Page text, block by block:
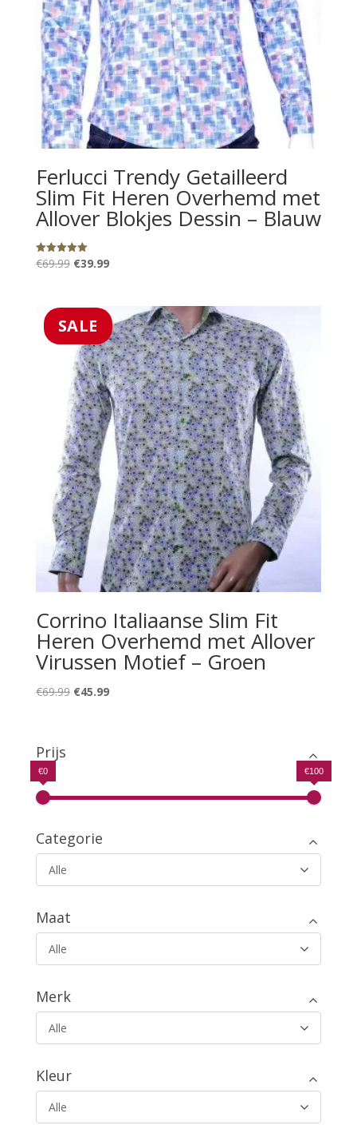
Ferlucci Trendy Getailleerd
Slim Fit Heren Overhemd met
Allover Blokjes Dessin – Blauw
Gewaardeerd
5.00
€69.99 Oorspronkelijke
€69.99.
€39.99Huidige
€39.99.
SALE
Corrino Italiaanse Slim Fit
Heren Overhemd met Allover
Virussen Motief – Groen
€69.99 Oorspronkelijke
€45.99Huidige
Prijs
€0 €100
Categorie
Alle
Maat
Alle
Merk
Alle
Kleur
Alle